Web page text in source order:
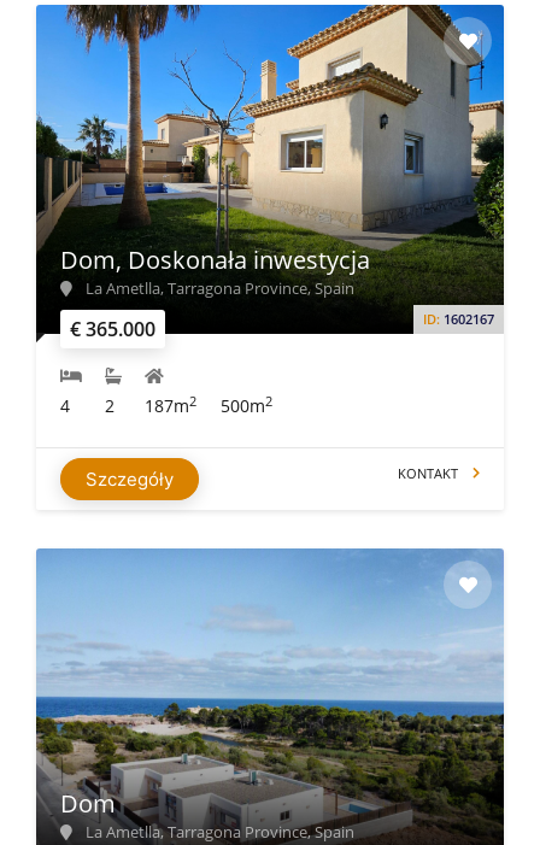
€ 365.000 ID: 1602167
Dom, Doskonała inwestycja
La Ametlla, Tarragona Province, Spain
4 2 187m2 500m2
Szczegóły KONTAKT
Dom
La Ametlla, Tarragona Province, Spain